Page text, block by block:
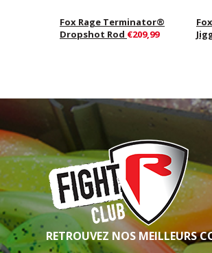
Fox Rage Terminator®
Dropshot Rod €209,99
RETROUVEZ NOS MEILLEURS